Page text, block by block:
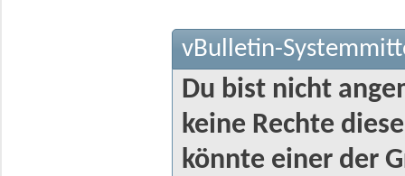
vBulletin-
Du bist nicht
keine Rechte
könnte einer der